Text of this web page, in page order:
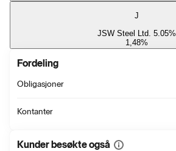
J
JSW Steel Ltd. 5.05%
1,48%
Fordeling
Obligasjoner
Kontanter
Kunder besøkte også Vis